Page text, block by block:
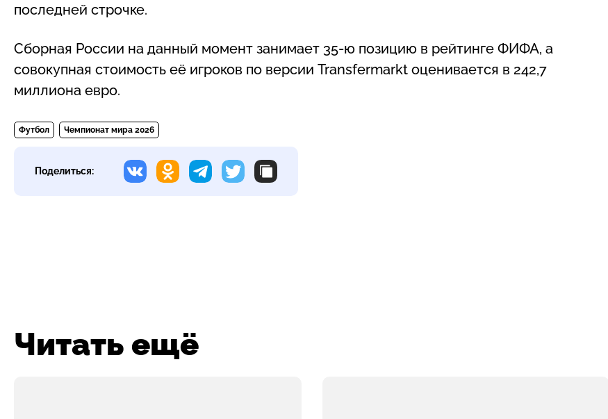
последней строчке.
Сборная России на данный момент занимает 35-ю позицию в рейтинге ФИФА, а
совокупная стоимость её игроков по версии Transfermarkt оценивается в 242,7
миллиона евро.
Футбол Чемпионат мира 2026
Поделиться:
Читать ещё